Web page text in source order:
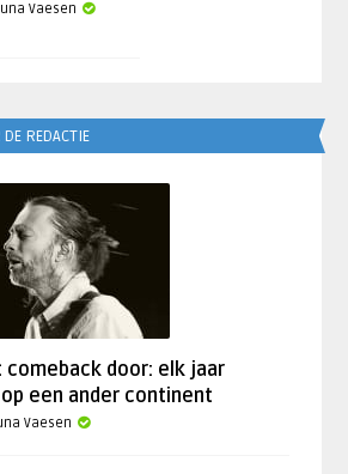
Vaesen
REDACTIE
comeback door: elk jaar
een ander continent
Vaesen